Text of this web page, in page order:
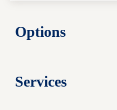
Options
Services